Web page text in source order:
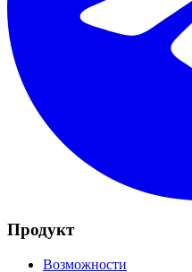
Продукт
Возможности